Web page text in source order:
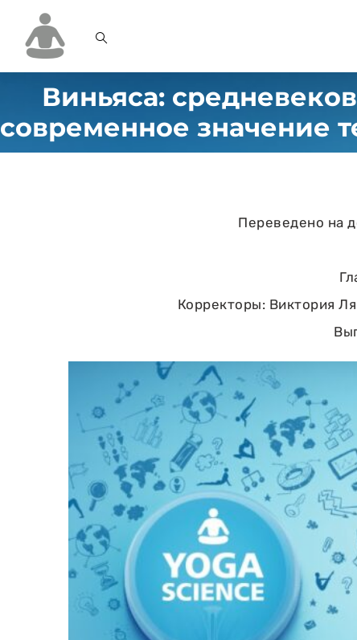
Виньяса:
современное значение
Переведено на
Корректоры: Виктория